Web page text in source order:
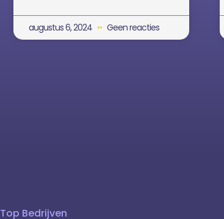
augustus 6, 2024 Geen reacties
Top Bedrijven